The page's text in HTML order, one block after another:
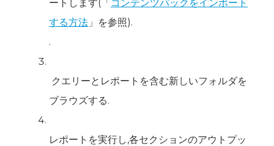
ートします(「コンテンツパックをインポート
する方法 」を参照).
‍.
‍ クエリーとレポートを含む新しいフォルダを
ブラウズする.
‍レポートを実行し,各セクションのアウトプッ